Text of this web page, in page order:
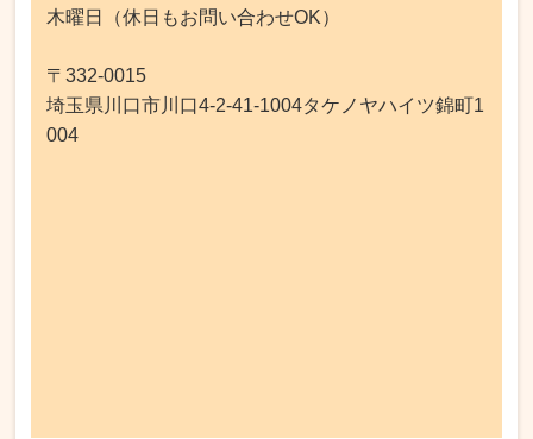
木曜日（休日もお問い合わせOK）
〒332-0015
埼玉県川口市川口4-2-41-1004タケノヤハイツ錦町1
004